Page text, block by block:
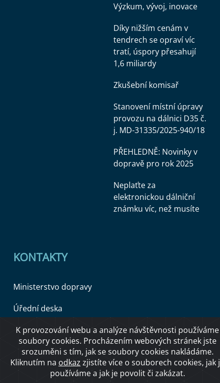
Výzkum, vývoj, inovace
Díky nižším cenám v
tendrech se opraví víc
tratí, úspory přesahují
1,6 miliardy
Zkušební komisař
Stanovení místní úpravy
provozu na dálnici D35 č.
j. MD-31335/2025-940/18
PŘEHLEDNĚ: Novinky v
dopravě pro rok 2025
Neplaťte za
elektronickou dálniční
známku víc, než musíte
KONTAKTY
Ministerstvo dopravy
Úřední deska
Copyright © 2026 Ministerstvo dopravy ČR
O přístupnosti
K provozování webu a analýze návštěvnosti používáme
soubory cookies. Procházením webových stránek jste
srozuměni s tím, jak se soubory cookies nakládáme.
Kliknutím na odkaz zjistíte více o souborech cookies, jak
používáme a jak je povolit či zakázat.